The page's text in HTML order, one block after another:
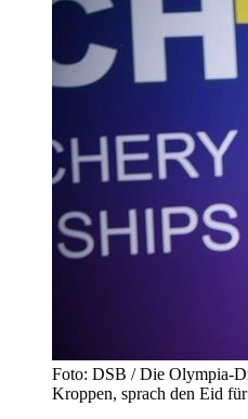
Foto: DSB / Die Olympia-
Kroppen, sprach den Eid